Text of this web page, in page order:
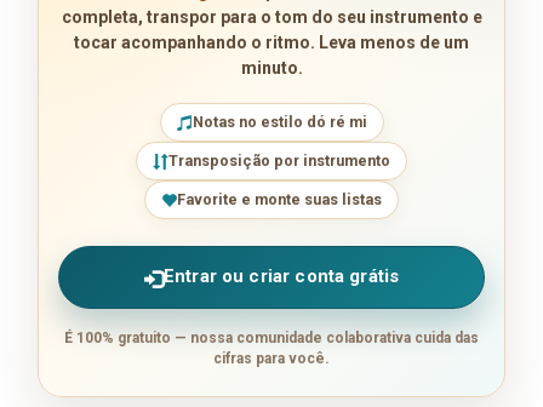
completa, transpor para o tom do seu instrumento e
tocar acompanhando o ritmo. Leva menos de um
minuto.
Notas no estilo dó ré mi
Transposição por instrumento
Favorite e monte suas listas
Entrar ou criar conta grátis
É 100% gratuito — nossa comunidade colaborativa cuida das
cifras para você.